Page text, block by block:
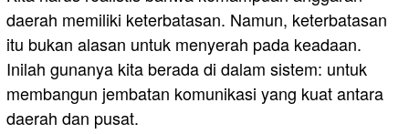
daerah memiliki keterbatasan. Namun, keterbatasan
itu bukan alasan untuk menyerah pada keadaan.
Inilah gunanya kita berada di dalam sistem: untuk
membangun jembatan komunikasi yang kuat antara
daerah dan pusat.